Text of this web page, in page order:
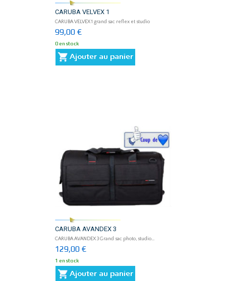
CARUBA VELVEX 1
CARUBA VELVEX 1 grand sac reflex et studio
99,00 €
0 en stock
CARUBA AVANDEX 3
CARUBA AVANDEX 3 Grand sac photo, studio...
129,00 €
1 en stock